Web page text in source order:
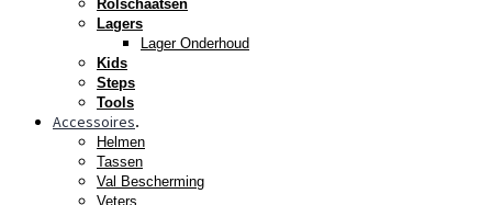
Rolschaatsen
Lagers
Lager Onderhoud
Kids
Steps
Tools
Accessoires.
Helmen
Tassen
Val Bescherming
Veters